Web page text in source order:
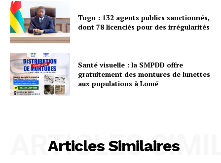
Togo : 132 agents publics sanctionnés,
dont 78 licenciés pour des irrégularités
Santé visuelle : la SMPDD offre
gratuitement des montures de lunettes
aux populations à Lomé
Articles Similaires
ARTICLES